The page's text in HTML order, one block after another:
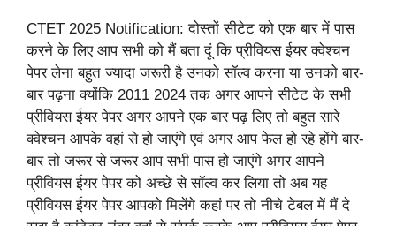
CTET 2025 Notification: दोस्तों सीटेट को एक बार में पास
करने के लिए आप सभी को मैं बता दूं कि प्रीवियस ईयर क्वेश्चन
पेपर लेना बहुत ज्यादा जरूरी है उनको सॉल्व करना या उनको बार-
बार पढ़ना क्योंकि 2011 2024 तक अगर आपने सीटेट के सभी
प्रीवियस ईयर पेपर अगर आपने एक बार पढ़ लिए तो बहुत सारे
क्वेश्चन आपके वहां से हो जाएंगे एवं अगर आप फेल हो रहे होंगे बार-
बार तो जरूर से जरूर आप सभी पास हो जाएंगे अगर आपने
प्रीवियस ईयर पेपर को अच्छे से सॉल्व कर लिया तो अब यह
प्रीवियस ईयर पेपर आपको मिलेंगे कहां पर तो नीचे टेबल में मैं दे